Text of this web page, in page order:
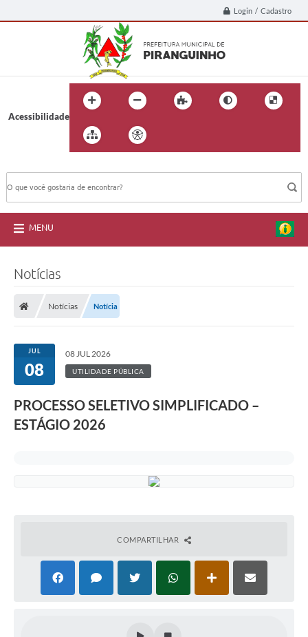
Login / Cadastro
Acessibilidade
MENU
Notícias
Notícias Notícia
JUL
08
08 JUL 2026
UTILIDADE PÚBLICA
PROCESSO SELETIVO SIMPLIFICADO –
ESTÁGIO 2026
COMPARTILHAR